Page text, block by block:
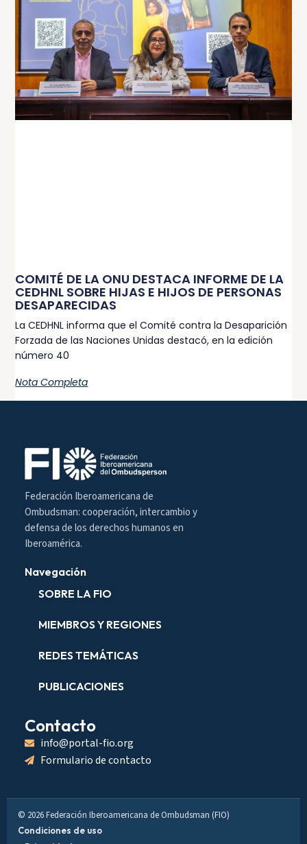
COMITÉ DE LA ONU DESTACA INFORME DE LA
CEDHNL SOBRE HIJAS E HIJOS DE PERSONAS
DESAPARECIDAS
La CEDHNL informa que el Comité contra la Desaparición
Forzada de las Naciones Unidas destacó, en la edición
número 40
Nota Completa
Federación Iberoamericana de
Ombudsman: cooperación, intercambio y
defensa de los derechos humanos en
Iberoamérica.
Navegación
SOBRE LA FIO
MIEMBROS Y REGIONES
REDES TEMÁTICAS
PUBLICACIONES
Contacto
info@portal-fio.org
Formulario de contacto
© 2026 Federación Iberoamericana de Ombudsman (FIO)
Condiciones de uso